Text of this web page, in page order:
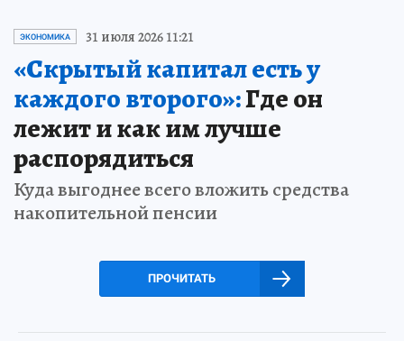
ЭКОНОМИКА 31 июля 2026 11:21
«Скрытый капитал есть у
каждого второго»:Где он
лежит и как им лучше
распорядиться
Куда выгоднее всего вложить средства
накопительной пенсии
ПРОЧИТАТЬ